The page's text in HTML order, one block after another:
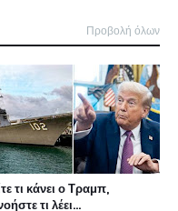
Προβολή όλων
τι κάνει ο Τραμπ,
τι λέει...